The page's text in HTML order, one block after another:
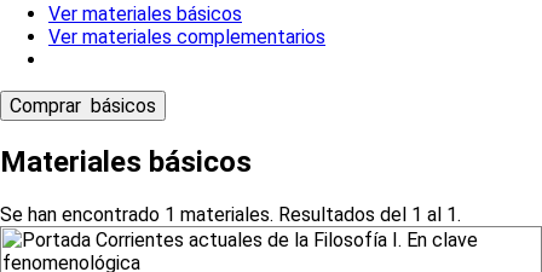
Ver materiales básicos
Ver materiales complementarios
Materiales básicos
Se han encontrado 1 materiales. Resultados del 1 al 1.